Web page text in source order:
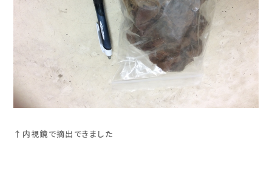
↑内視鏡で摘出できました